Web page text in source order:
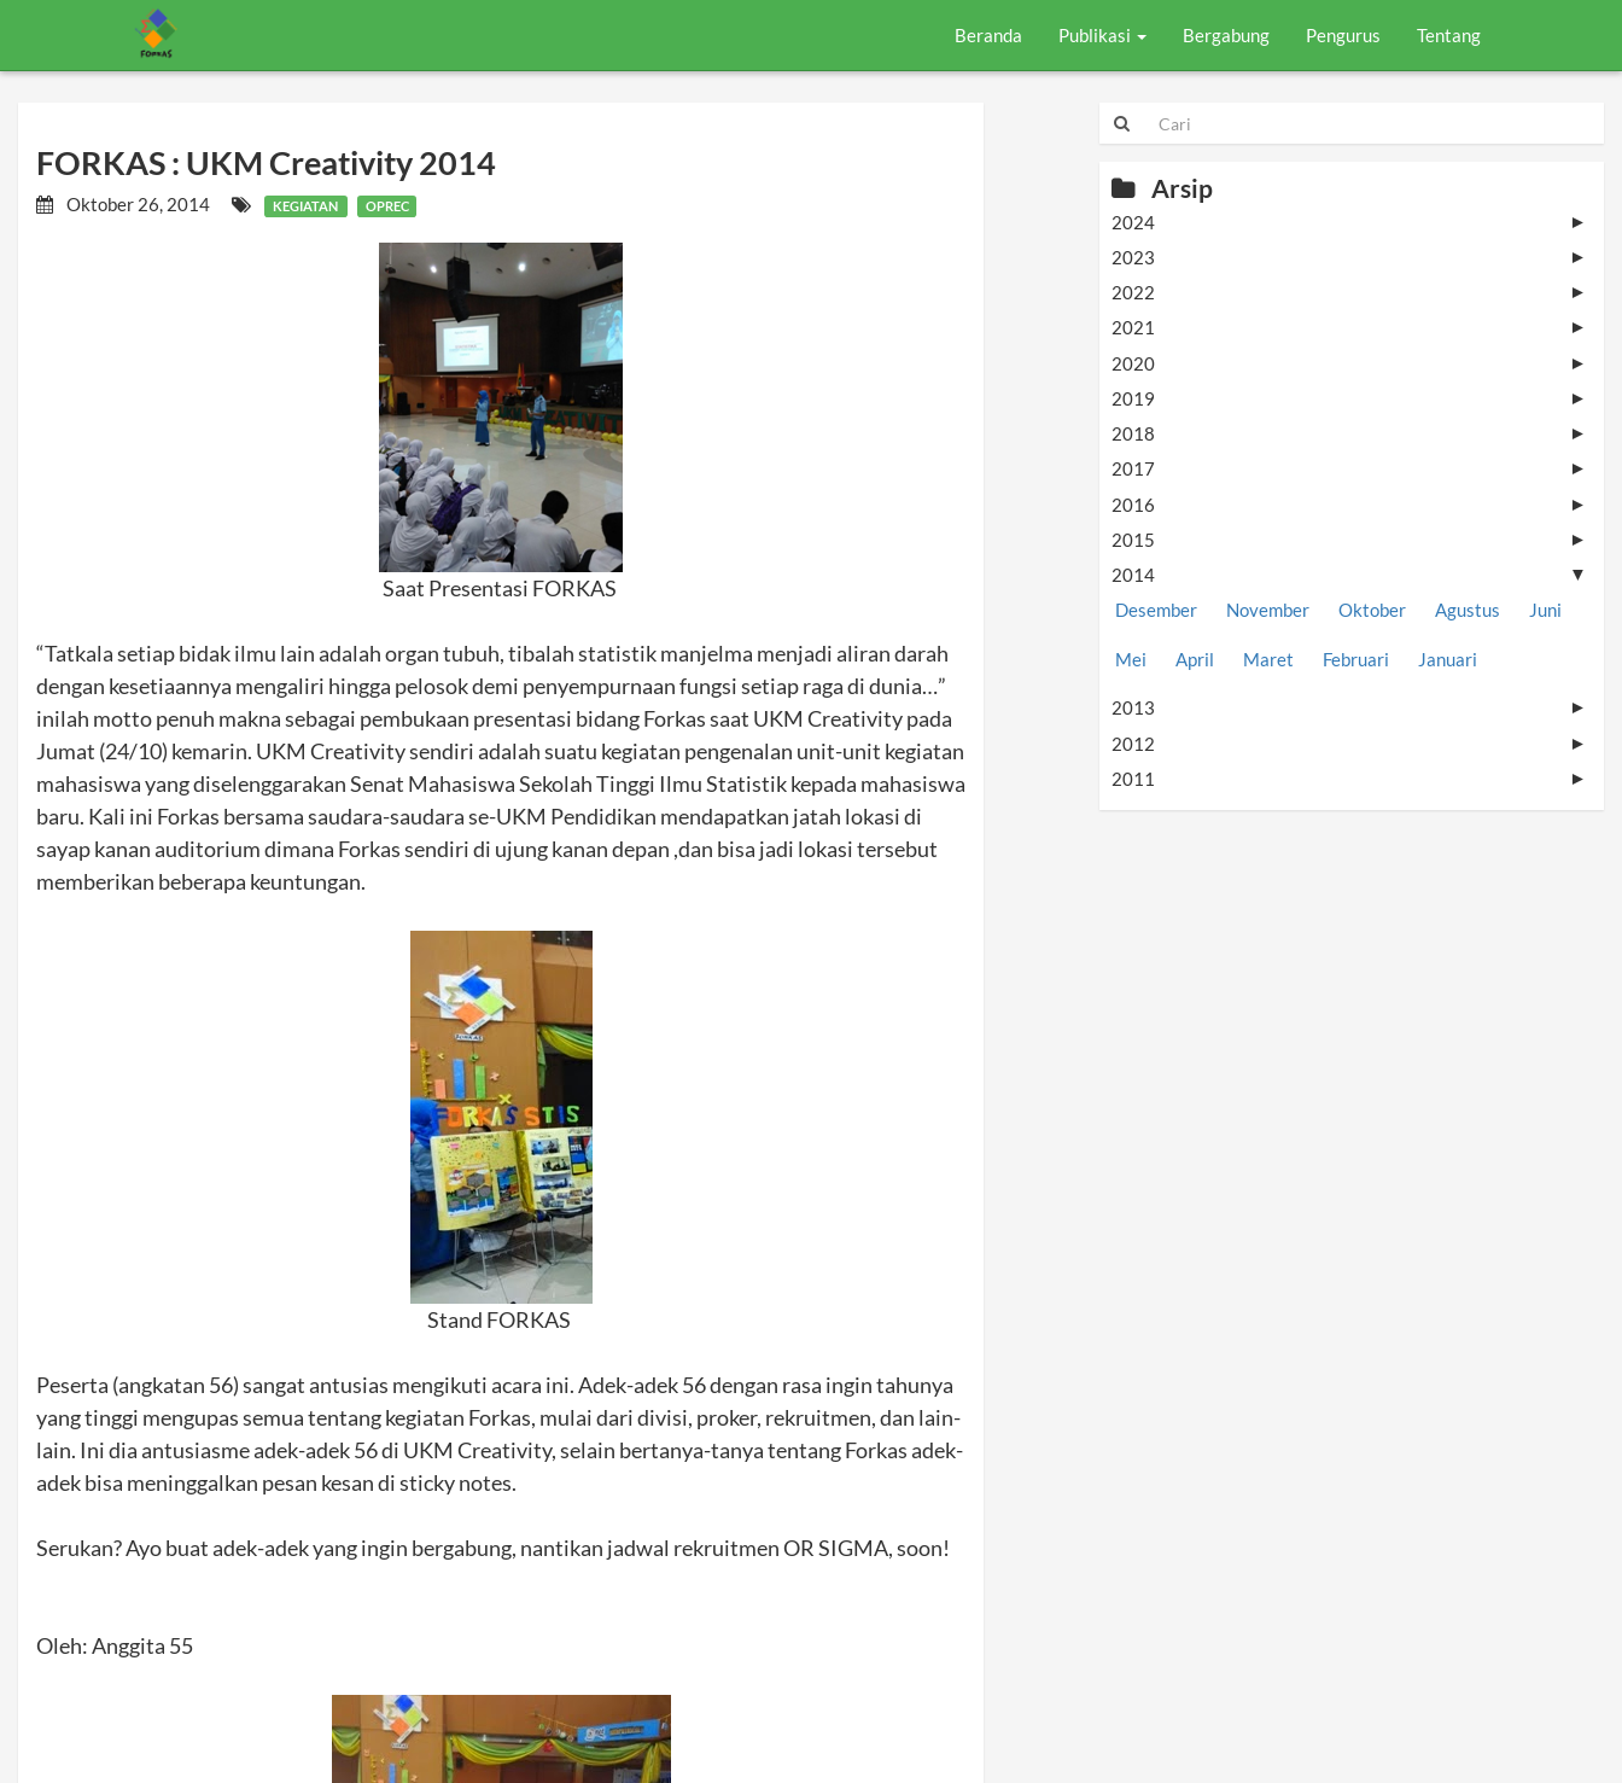
Beranda Publikasi Bergabung Pengurus Tentang
FORKAS : UKM Creativity 2014
Oktober 26, 2014 KEGIATAN OPREC
Saat Presentasi FORKAS
“Tatkala setiap bidak ilmu lain adalah organ tubuh, tibalah statistik manjelma menjadi aliran darah
dengan kesetiaannya mengaliri hingga pelosok demi penyempurnaan fungsi setiap raga di dunia…”
inilah motto penuh makna sebagai pembukaan presentasi bidang Forkas saat UKM Creativity pada
Jumat (24/10) kemarin. UKM Creativity sendiri adalah suatu kegiatan pengenalan unit-unit kegiatan
mahasiswa yang diselenggarakan Senat Mahasiswa Sekolah Tinggi Ilmu Statistik kepada mahasiswa
baru. Kali ini Forkas bersama saudara-saudara se-UKM Pendidikan mendapatkan jatah lokasi di
sayap kanan auditorium dimana Forkas sendiri di ujung kanan depan ,dan bisa jadi lokasi tersebut
memberikan beberapa keuntungan.
Stand FORKAS
Peserta (angkatan 56) sangat antusias mengikuti acara ini. Adek-adek 56 dengan rasa ingin tahunya
yang tinggi mengupas semua tentang kegiatan Forkas, mulai dari divisi, proker, rekruitmen, dan lain-
lain. Ini dia antusiasme adek-adek 56 di UKM Creativity, selain bertanya-tanya tentang Forkas adek-
adek bisa meninggalkan pesan kesan di sticky notes.
Serukan? Ayo buat adek-adek yang ingin bergabung, nantikan jadwal rekruitmen OR SIGMA, soon!
Oleh: Anggita 55
Arsip
2024 ►
2023 ►
2022 ►
2021 ►
2020 ►
2019 ►
2018 ►
2017 ►
2016 ►
2015 ►
2014 ▼
Desember November Oktober Agustus Juni
Mei April Maret Februari Januari
2013 ►
2012 ►
2011 ►